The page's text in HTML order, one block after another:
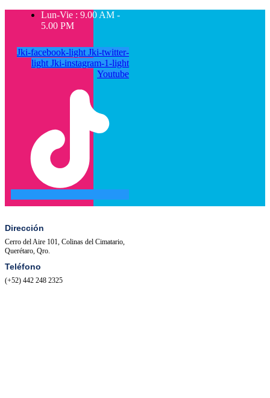
Lun-Vie : 9.00 AM -
5.00 PM
Jki-facebook-light Jki-twitter-
light Jki-instagram-1-light
Youtube
Dirección
Cerro del Aire 101, Colinas del Cimatario,
Querétaro, Qro.
Teléfono
(+52) 442 248 2325